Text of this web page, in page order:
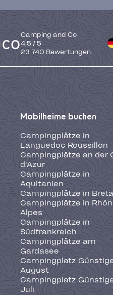
Camping and Co
4,5 / 5
23 740 Bewertungen
Mobilheime buchen
Campingplätze in
Languedoc Roussillon
Campingplätze an der
d'Azur
Campingplätze in
Aquitanien
Campingplätze in
Campingplätze in
Alpes
Campingplätze in
Südfrankreich
Campingplätze am
Gardasee
Campingplatz
August
Campingplatz
Juli